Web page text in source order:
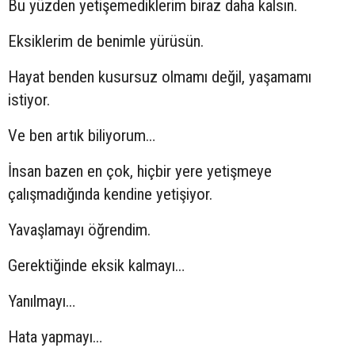
Bu yüzden yetişemediklerim biraz daha kalsın.
Eksiklerim de benimle yürüsün.
Hayat benden kusursuz olmamı değil, yaşamamı
istiyor.
Ve ben artık biliyorum…
İnsan bazen en çok, hiçbir yere yetişmeye
çalışmadığında kendine yetişiyor.
Yavaşlamayı öğrendim.
Gerektiğinde eksik kalmayı…
Yanılmayı…
Hata yapmayı…